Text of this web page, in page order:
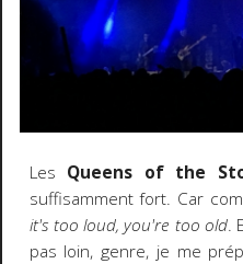
Les Queens of the
suffisamment fort. Car
it's too loud, you're too old.
pas loin, genre, je me